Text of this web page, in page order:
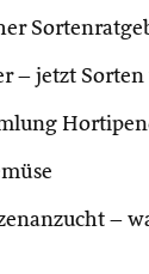
– jetzt Sorten
–